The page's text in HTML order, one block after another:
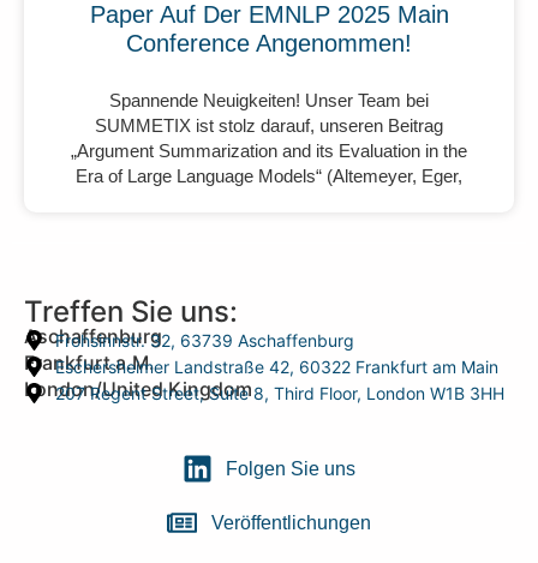
Paper Auf Der EMNLP 2025 Main
Conference Angenommen!
Spannende Neuigkeiten! Unser Team bei
SUMMETIX ist stolz darauf, unseren Beitrag
„Argument Summarization and its Evaluation in the
Era of Large Language Models“ (Altemeyer, Eger,
Treffen Sie uns:
Aschaffenburg
Frohsinnstr. 32, 63739 Aschaffenburg
Frankfurt a.M.
Eschersheimer Landstraße 42, 60322 Frankfurt am Main
London/United Kingdom
207 Regent Street, Suite 8, Third Floor, London W1B 3HH
Folgen Sie uns
Veröffentlichungen